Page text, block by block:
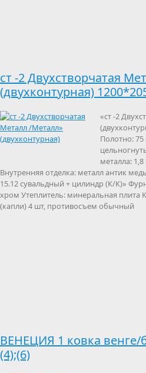
ст -2 Двухстворчатая
(двухконтурная)
«ст -2
Полотно:
металла:
Внутренняя отделка: металл антик
15.12 сувальдный + цилиндр (К/К)»
хром Утеплитель: минеральная плита
(капли) 4 шт, противосъем обычный
ВЕНЕЦИЯ 1 ковка венге/
(4);(6)